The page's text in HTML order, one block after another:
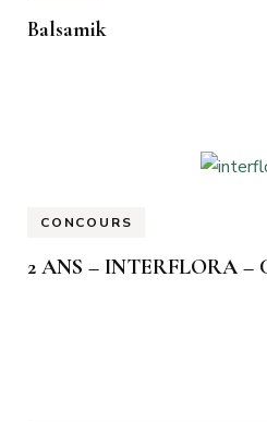
Balsamik
CONCOURS
2 ANS – INTERFLORA –